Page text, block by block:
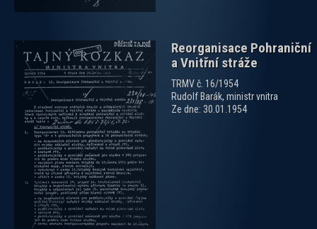
Reorganisace Pohraniční
a Vnitřní stráže
TRMV č. 16/1954
Rudolf Barák, ministr vnitra
Ze dne: 30.01.1954
zobrazit PDF dokument